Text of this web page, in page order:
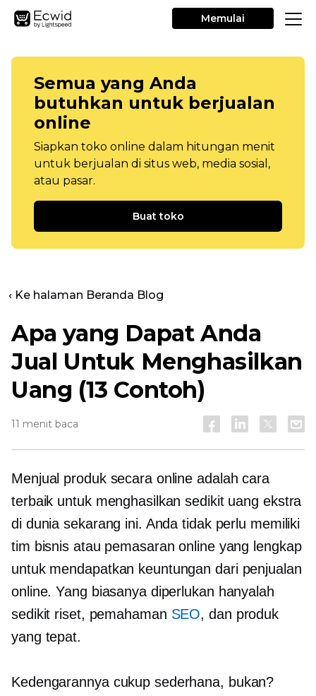
Memulai
Semua yang Anda
butuhkan untuk berjualan
online
Siapkan toko online dalam hitungan menit
untuk berjualan di situs web, media sosial,
atau pasar.
Buat toko
‹ Ke halaman Beranda Blog
Apa yang Dapat Anda
Jual Untuk Menghasilkan
Uang (13 Contoh)
11 menit baca
Menjual produk secara online adalah cara
terbaik untuk menghasilkan sedikit uang ekstra
di dunia sekarang ini. Anda tidak perlu memiliki
tim bisnis atau pemasaran online yang lengkap
untuk mendapatkan keuntungan dari penjualan
online. Yang biasanya diperlukan hanyalah
sedikit riset, pemahaman SEO, dan produk
yang tepat.
Kedengarannya cukup sederhana, bukan?